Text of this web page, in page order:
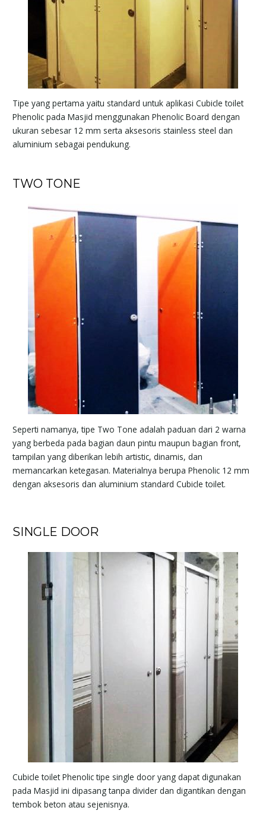
Tipe yang pertama yaitu standard untuk aplikasi Cubicle toilet
Phenolic pada Masjid menggunakan Phenolic Board dengan
ukuran sebesar 12 mm serta aksesoris stainless steel dan
aluminium sebagai pendukung.
TWO TONE
Seperti namanya, tipe Two Tone adalah paduan dari 2 warna
yang berbeda pada bagian daun pintu maupun bagian front,
tampilan yang diberikan lebih artistic, dinamis, dan
memancarkan ketegasan. Materialnya berupa Phenolic 12 mm
dengan aksesoris dan aluminium standard Cubicle toilet.
SINGLE DOOR
Cubicle toilet Phenolic tipe single door yang dapat digunakan
pada Masjid ini dipasang tanpa divider dan digantikan dengan
tembok beton atau sejenisnya.